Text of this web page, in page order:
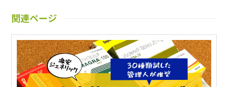
関連ページ